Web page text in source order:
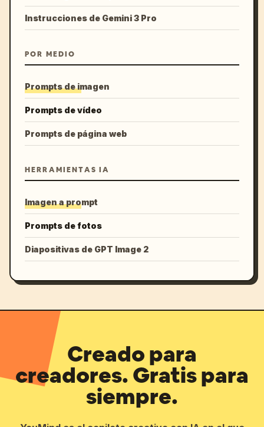
Instrucciones de Gemini 3 Pro
POR MEDIO
Prompts de imagen
Prompts de vídeo
Prompts de página web
HERRAMIENTAS IA
Imagen a prompt
Prompts de fotos
Diapositivas de GPT Image 2
Creado para
creadores. Gratis para
siempre.